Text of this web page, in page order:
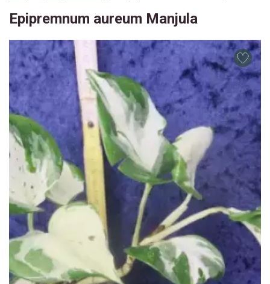
Epipremnum aureum Manjula